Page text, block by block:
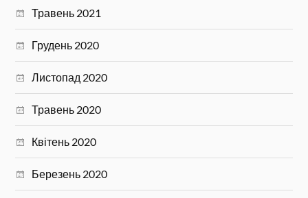
Травень 2021
Грудень 2020
Листопад 2020
Травень 2020
Квітень 2020
Березень 2020